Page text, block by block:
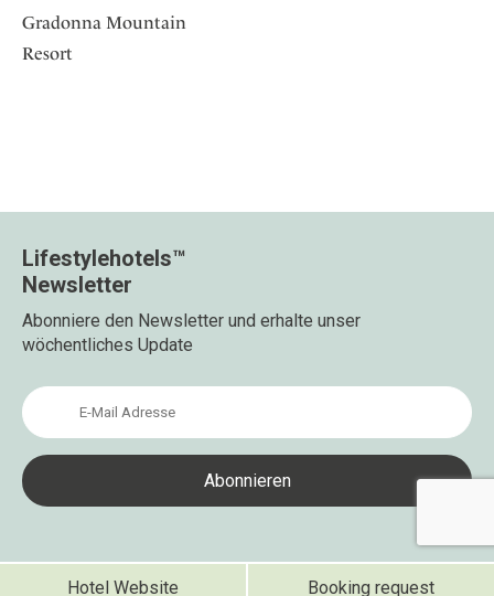
Hotel Website Booking request
Gradonna Mountain
Resort
Lifestylehotels™
Newsletter
Abonniere den Newsletter und erhalte unser
wöchentliches Update